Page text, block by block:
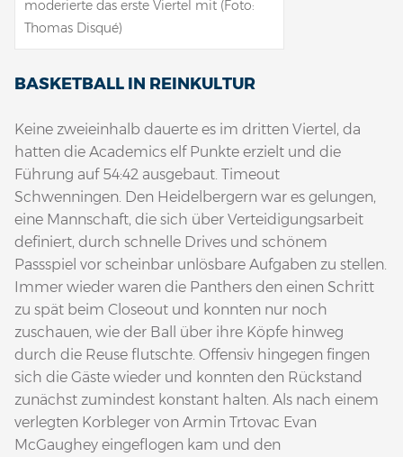
moderierte das erste Viertel mit (Foto:
Thomas Disqué)
BASKETBALL IN REINKULTUR
Keine zweieinhalb dauerte es im dritten Viertel, da
hatten die Academics elf Punkte erzielt und die
Führung auf 54:42 ausgebaut. Timeout
Schwenningen. Den Heidelbergern war es gelungen,
eine Mannschaft, die sich über Verteidigungsarbeit
definiert, durch schnelle Drives und schönem
Passspiel vor scheinbar unlösbare Aufgaben zu stellen.
Immer wieder waren die Panthers den einen Schritt
zu spät beim Closeout und konnten nur noch
zuschauen, wie der Ball über ihre Köpfe hinweg
durch die Reuse flutschte. Offensiv hingegen fingen
sich die Gäste wieder und konnten den Rückstand
zunächst zumindest konstant halten. Als nach einem
verlegten Korbleger von Armin Trtovac Evan
McGaughey eingeflogen kam und den